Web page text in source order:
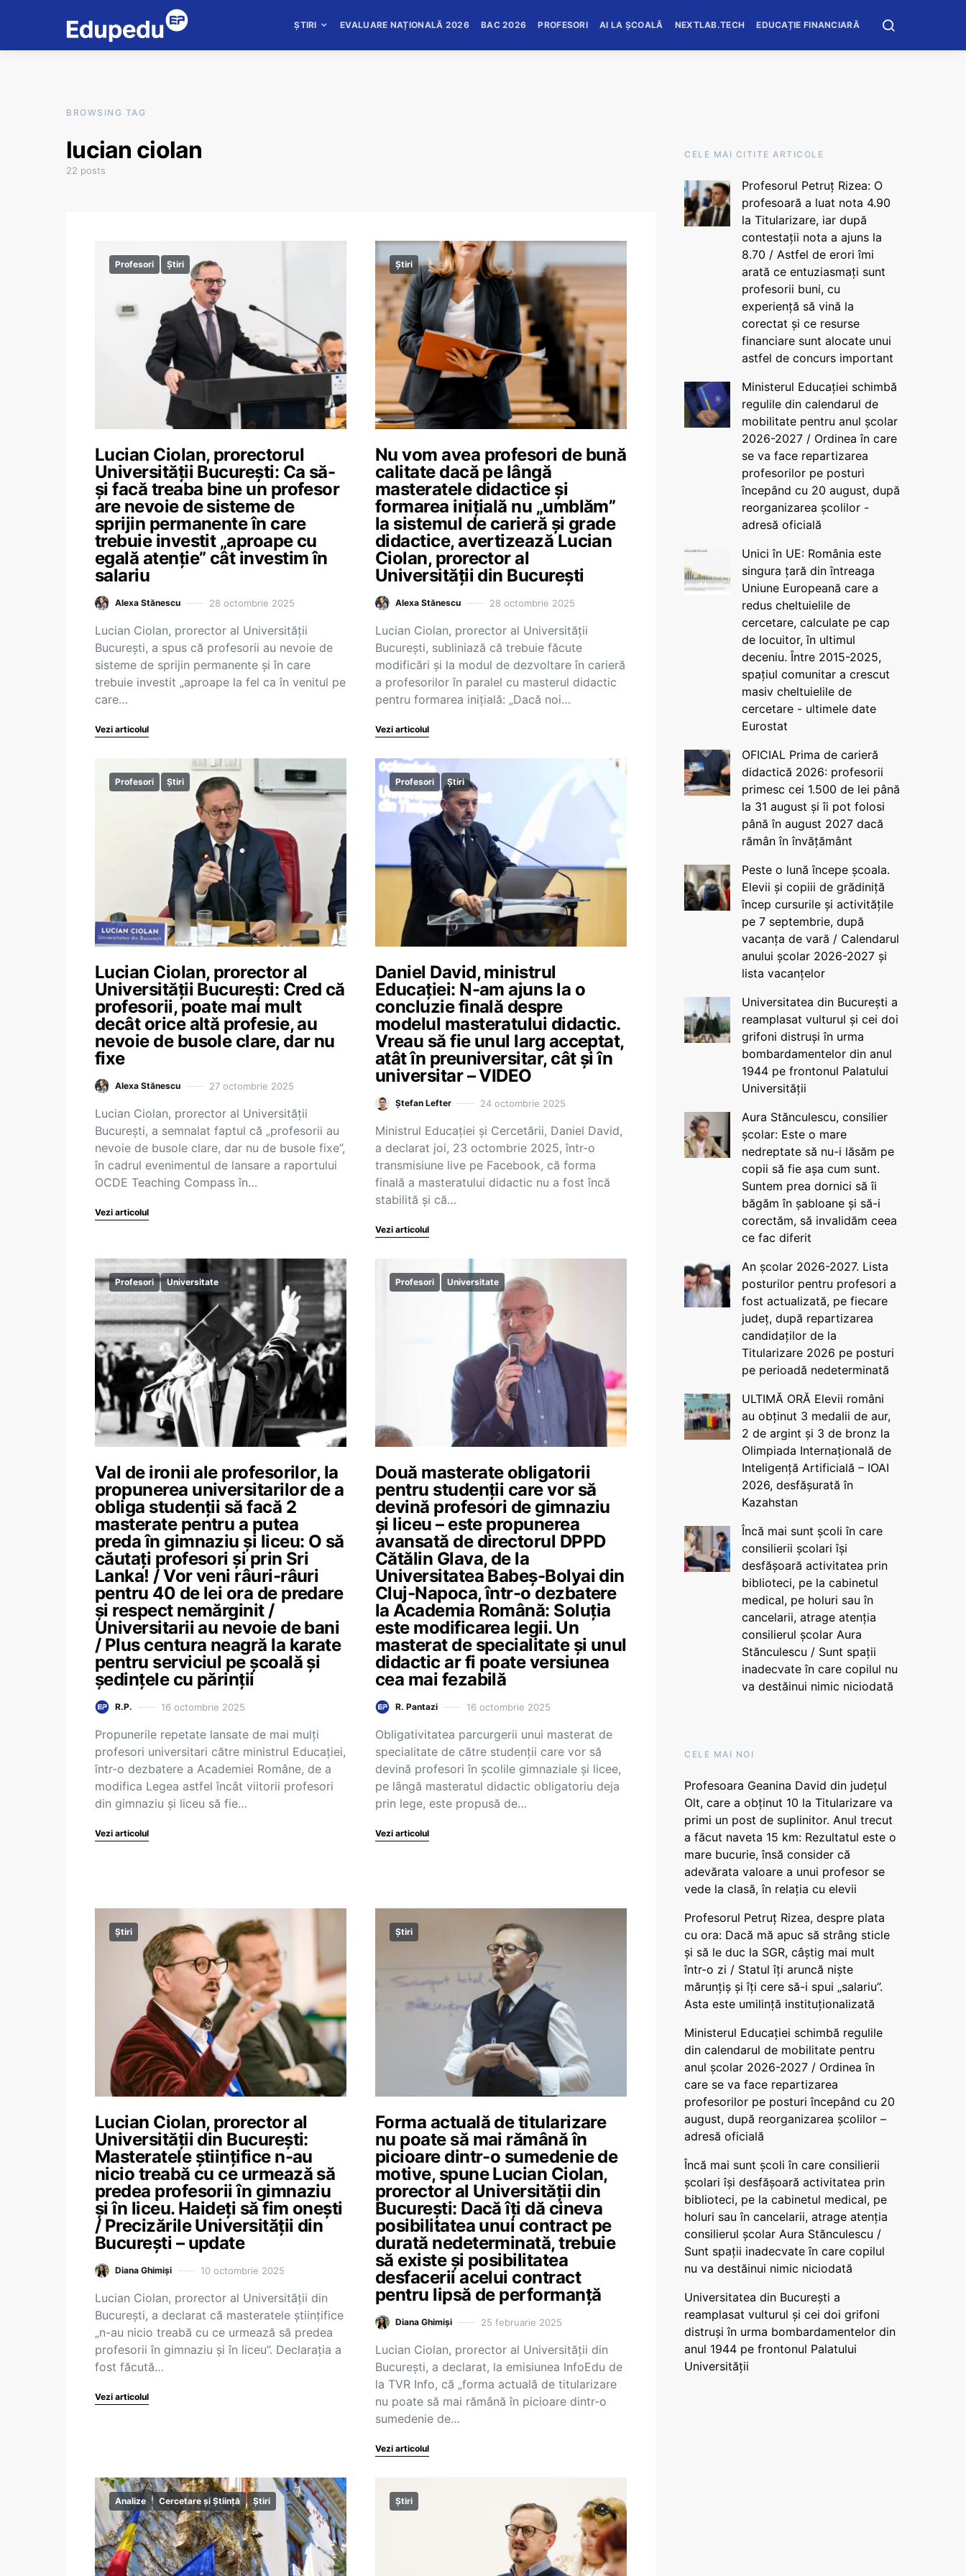
ȘTIRI EVALUARE NAȚIONALĂ 2026 BAC 2026 PROFESORI AI LA ȘCOALĂ NEXTLAB.TECH EDUCAȚIE FINANCIARĂ
BROWSING TAG
lucian ciolan
22 posts
Profesori Știri
Lucian Ciolan, prorectorul
Universității București: Ca să-
și facă treaba bine un profesor
are nevoie de sisteme de
sprijin permanente în care
trebuie investit „aproape cu
egală atenție” cât investim în
salariu
Alexa Stănescu 28 octombrie 2025
Lucian Ciolan, prorector al Universității
București, a spus că profesorii au nevoie de
sisteme de sprijin permanente și în care
trebuie investit „aproape la fel ca în venitul pe
care…
Vezi articolul
Știri
Nu vom avea profesori de bună
calitate dacă pe lângă
masteratele didactice și
formarea inițială nu „umblăm”
la sistemul de carieră și grade
didactice, avertizează Lucian
Ciolan, prorector al
Universității din București
Alexa Stănescu 28 octombrie 2025
Lucian Ciolan, prorector al Universității
București, subliniază că trebuie făcute
modificări și la modul de dezvoltare în carieră
a profesorilor în paralel cu masterul didactic
pentru formarea inițială: „Dacă noi…
Vezi articolul
Profesori Știri
Lucian Ciolan, prorector al
Universității București: Cred că
profesorii, poate mai mult
decât orice altă profesie, au
nevoie de busole clare, dar nu
fixe
Alexa Stănescu 27 octombrie 2025
Lucian Ciolan, prorector al Universității
București, a semnalat faptul că „profesorii au
nevoie de busole clare, dar nu de busole fixe”,
în cadrul evenimentul de lansare a raportului
OCDE Teaching Compass în…
Vezi articolul
Profesori Știri
Daniel David, ministrul
Educației: N-am ajuns la o
concluzie finală despre
modelul masteratului didactic.
Vreau să fie unul larg acceptat,
atât în preuniversitar, cât și în
universitar – VIDEO
Ștefan Lefter 24 octombrie 2025
Ministrul Educației și Cercetării, Daniel David,
a declarat joi, 23 octombrie 2025, într-o
transmisiune live pe Facebook, că forma
finală a masteratului didactic nu a fost încă
stabilită și că…
Vezi articolul
Profesori Universitate
Val de ironii ale profesorilor, la
propunerea universitarilor de a
obliga studenții să facă 2
masterate pentru a putea
preda în gimnaziu și liceu: O să
căutați profesori și prin Sri
Lanka! / Vor veni râuri-râuri
pentru 40 de lei ora de predare
și respect nemărginit /
Universitarii au nevoie de bani
/ Plus centura neagră la karate
pentru serviciul pe școală și
ședințele cu părinții
R.P. 16 octombrie 2025
Propunerile repetate lansate de mai mulți
profesori universitari către ministrul Educației,
într-o dezbatere a Academiei Române, de a
modifica Legea astfel încât viitorii profesori
din gimnaziu și liceu să fie…
Vezi articolul
Profesori Universitate
Două masterate obligatorii
pentru studenții care vor să
devină profesori de gimnaziu
și liceu – este propunerea
avansată de directorul DPPD
Cătălin Glava, de la
Universitatea Babeș-Bolyai din
Cluj-Napoca, într-o dezbatere
la Academia Română: Soluția
este modificarea legii. Un
masterat de specialitate și unul
didactic ar fi poate versiunea
cea mai fezabilă
R. Pantazi 16 octombrie 2025
Obligativitatea parcurgerii unui masterat de
specialitate de către studenții care vor să
devină profesori în școlile gimnaziale și licee,
pe lângă masteratul didactic obligatoriu deja
prin lege, este propusă de…
Vezi articolul
Știri
Lucian Ciolan, prorector al
Universității din București:
Masteratele științifice n-au
nicio treabă cu ce urmează să
predea profesorii în gimnaziu
și în liceu. Haideți să fim onești
/ Precizările Universității din
București – update
Diana Ghimiși 10 octombrie 2025
Lucian Ciolan, prorector al Universității din
București, a declarat că masteratele științifice
„n-au nicio treabă cu ce urmează să predea
profesorii în gimnaziu și în liceu”. Declarația a
fost făcută…
Vezi articolul
Știri
Forma actuală de titularizare
nu poate să mai rămână în
picioare dintr-o sumedenie de
motive, spune Lucian Ciolan,
prorector al Universității din
București: Dacă îți dă cineva
posibilitatea unui contract pe
durată nedeterminată, trebuie
să existe și posibilitatea
desfacerii acelui contract
pentru lipsă de performanță
Diana Ghimiși 25 februarie 2025
Lucian Ciolan, prorector al Universității din
București, a declarat, la emisiunea InfoEdu de
la TVR Info, că „forma actuală de titularizare
nu poate să mai rămână în picioare dintr-o
sumedenie de…
Vezi articolul
Analize Cercetare și Știință Știri Știri
CELE MAI CITITE ARTICOLE
Profesorul Petruț Rizea: O
profesoară a luat nota 4.90
la Titularizare, iar după
contestații nota a ajuns la
8.70 / Astfel de erori îmi
arată ce entuziasmați sunt
profesorii buni, cu
experiență să vină la
corectat și ce resurse
financiare sunt alocate unui
astfel de concurs important
Ministerul Educației schimbă
regulile din calendarul de
mobilitate pentru anul școlar
2026-2027 / Ordinea în care
se va face repartizarea
profesorilor pe posturi
începând cu 20 august, după
reorganizarea școlilor -
adresă oficială
Unici în UE: România este
singura țară din întreaga
Uniune Europeană care a
redus cheltuielile de
cercetare, calculate pe cap
de locuitor, în ultimul
deceniu. Între 2015-2025,
spațiul comunitar a crescut
masiv cheltuielile de
cercetare - ultimele date
Eurostat
OFICIAL Prima de carieră
didactică 2026: profesorii
primesc cei 1.500 de lei până
la 31 august și îi pot folosi
până în august 2027 dacă
rămân în învățământ
Peste o lună începe școala.
Elevii și copiii de grădiniță
încep cursurile și activitățile
pe 7 septembrie, după
vacanța de vară / Calendarul
anului școlar 2026-2027 și
lista vacanțelor
Universitatea din București a
reamplasat vulturul și cei doi
grifoni distruși în urma
bombardamentelor din anul
1944 pe frontonul Palatului
Universității
Aura Stănculescu, consilier
școlar: Este o mare
nedreptate să nu-i lăsăm pe
copii să fie așa cum sunt.
Suntem prea dornici să îi
băgăm în șabloane și să-i
corectăm, să invalidăm ceea
ce fac diferit
An școlar 2026-2027. Lista
posturilor pentru profesori a
fost actualizată, pe fiecare
județ, după repartizarea
candidaților de la
Titularizare 2026 pe posturi
pe perioadă nedeterminată
ULTIMĂ ORĂ Elevii români
au obținut 3 medalii de aur,
2 de argint și 3 de bronz la
Olimpiada Internațională de
Inteligență Artificială – IOAI
2026, desfășurată în
Kazahstan
Încă mai sunt școli în care
consilierii școlari își
desfășoară activitatea prin
biblioteci, pe la cabinetul
medical, pe holuri sau în
cancelarii, atrage atenția
consilierul școlar Aura
Stănculescu / Sunt spații
inadecvate în care copilul nu
va destăinui nimic niciodată
CELE MAI NOI
Profesoara Geanina David din județul
Olt, care a obținut 10 la Titularizare va
primi un post de suplinitor. Anul trecut
a făcut naveta 15 km: Rezultatul este o
mare bucurie, însă consider că
adevărata valoare a unui profesor se
vede la clasă, în relația cu elevii
Profesorul Petruț Rizea, despre plata
cu ora: Dacă mă apuc să strâng sticle
și să le duc la SGR, câștig mai mult
într-o zi / Statul îți aruncă niște
mărunțiș și îți cere să-i spui „salariu”.
Asta este umilință instituționalizată
Ministerul Educației schimbă regulile
din calendarul de mobilitate pentru
anul școlar 2026-2027 / Ordinea în
care se va face repartizarea
profesorilor pe posturi începând cu 20
august, după reorganizarea școlilor –
adresă oficială
Încă mai sunt școli în care consilierii
școlari își desfășoară activitatea prin
biblioteci, pe la cabinetul medical, pe
holuri sau în cancelarii, atrage atenția
consilierul școlar Aura Stănculescu /
Sunt spații inadecvate în care copilul
nu va destăinui nimic niciodată
Universitatea din București a
reamplasat vulturul și cei doi grifoni
distruși în urma bombardamentelor din
anul 1944 pe frontonul Palatului
Universității